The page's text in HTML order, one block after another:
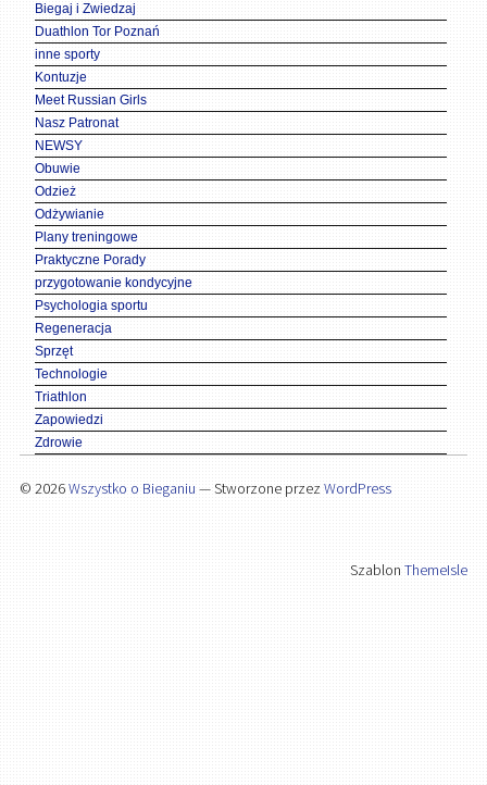
Biegaj i Zwiedzaj
Duathlon Tor Poznań
inne sporty
Kontuzje
Meet Russian Girls
Nasz Patronat
NEWSY
Obuwie
Odzież
Odżywianie
Plany treningowe
Praktyczne Porady
przygotowanie kondycyjne
Psychologia sportu
Regeneracja
Sprzęt
Technologie
Triathlon
Zapowiedzi
Zdrowie
© 2026Wszystko o Bieganiu — Stworzone przez WordPress
SzablonThemeIsle